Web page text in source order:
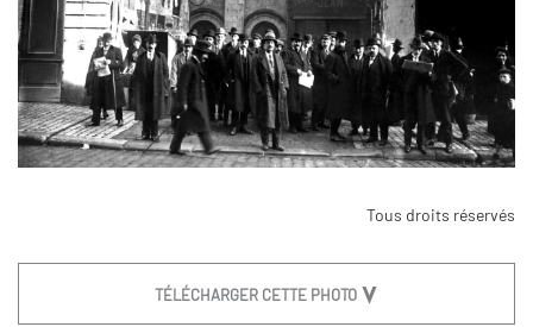
Tous droits réservés
TÉLÉCHARGER CETTE PHOTO